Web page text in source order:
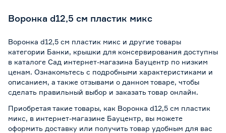
Воронка d12,5 см пластик микс
Воронка d12,5 см пластик микс и другие товары
категории Банки, крышки для консервирования доступны
в каталоге Сад интернет-магазина Бауцентр по низким
ценам. Ознакомьтесь с подробными характеристиками и
описанием, а также отзывами о данном товаре, чтобы
сделать правильный выбор и заказать товар онлайн.
Приобретая такие товары, как Воронка d12,5 см пластик
микс, в интернет-магазине Бауцентр, вы можете
оформить доставку или получить товар удобным для вас